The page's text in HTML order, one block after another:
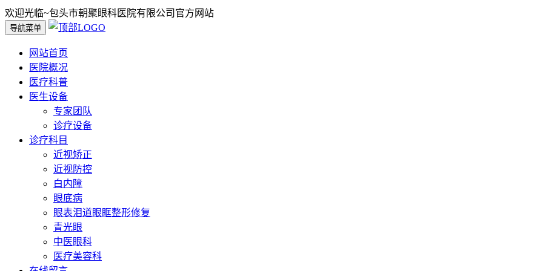
欢迎光临~包头市朝聚眼科医院有限公司官方网站
导航菜单
网站首页
医院概况
医疗科普
医生设备
专家团队
诊疗设备
诊疗科目
近视矫正
近视防控
白内障
眼底病
眼表泪道眼眶整形修复
青光眼
中医眼科
医疗美容科